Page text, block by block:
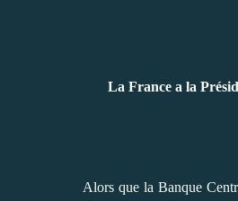
La France a la
Alors que la Banque